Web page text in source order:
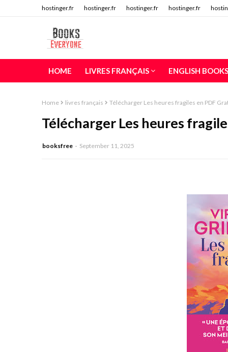
hostinger.fr hostinger.fr hostinger.fr hostinger.fr
HOME LIVRES FRANÇAIS ENGLISH BOOKS
Home livres français Télécharger Les heures fragiles en PDF
Télécharger Les heures
booksfree September 11, 2025